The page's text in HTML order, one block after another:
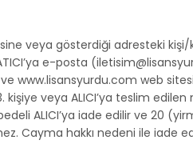
veya gösterdiği adresteki
e-posta
www.lisansyurdu.com web
kişiye veya ALICI’ya teslim
ALICI’ya iade edilir ve 20
Cayma hakkı nedeni ile iade